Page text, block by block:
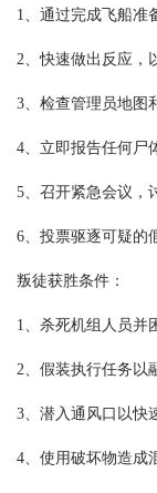
1、通过完成飞船准
2、快速做出反应，
3、检查管理员地图
4、立即报告任何尸
5、召开紧急会议，
6、投票驱逐可疑的
叛徒获胜条件：
1、杀死机组人员并
2、假装执行任务以
3、潜入通风口以快
4、使用破坏物造成